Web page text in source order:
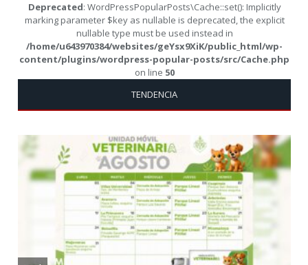
Deprecated: WordPressPopularPosts\Cache::set(): Implicitly
marking parameter $key as nullable is deprecated, the explicit
nullable type must be used instead in
/home/u643970384/websites/geYsx9XiK/public_html/wp-
content/plugins/wordpress-popular-posts/src/Cache.php
on line 50
TENDENCIA